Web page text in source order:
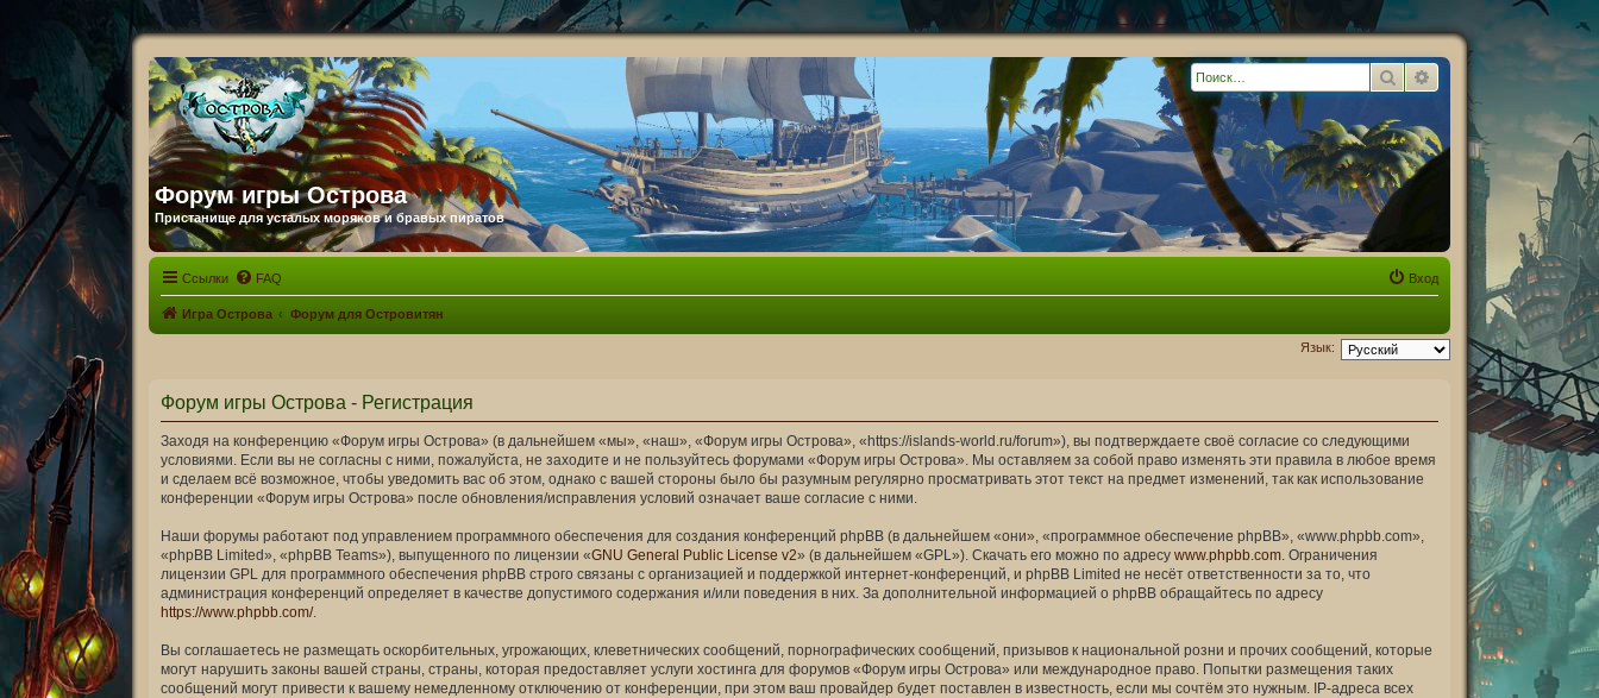
Форум игры Острова
Пристанище для усталых моряков и бравых пиратов
Поиск Расширенный поиск
Ссылки FAQ Вход
Игра Острова Форум для Островитян
Язык:
Форум игры Острова - Регистрация
Заходя на конференцию «Форум игры Острова» (в дальнейшем «мы», «наш», «Форум игры Острова», «https://islands-world.ru/forum»), вы подтверждаете своё согласие со следующими
условиями. Если вы не согласны с ними, пожалуйста, не заходите и не пользуйтесь форумами «Форум игры Острова». Мы оставляем за собой право изменять эти правила в любое время
и сделаем всё возможное, чтобы уведомить вас об этом, однако с вашей стороны было бы разумным регулярно просматривать этот текст на предмет изменений, так как использование
конференции «Форум игры Острова» после обновления/исправления условий означает ваше согласие с ними.
Наши форумы работают под управлением программного обеспечения для создания конференций phpBB (в дальнейшем «они», «программное обеспечение phpBB», «www.phpbb.com»,
«phpBB Limited», «phpBB Teams»), выпущенного по лицензии «GNU General Public License v2» (в дальнейшем «GPL»). Скачать его можно по адресу www.phpbb.com. Ограничения
лицензии GPL для программного обеспечения phpBB строго связаны с организацией и поддержкой интернет-конференций, и phpBB Limited не несёт ответственности за то, что
администрация конференций определяет в качестве допустимого содержания и/или поведения в них. За дополнительной информацией о phpBB обращайтесь по адресу
https://www.phpbb.com/.
Вы соглашаетесь не размещать оскорбительных, угрожающих, клеветнических сообщений, порнографических сообщений, призывов к национальной розни и прочих сообщений, которые
могут нарушить законы вашей страны, страны, которая предоставляет услуги хостинга для форумов «Форум игры Острова» или международное право. Попытки размещения таких
сообщений могут привести к вашему немедленному отключению от конференции, при этом ваш провайдер будет поставлен в известность, если мы сочтём это нужным. IP-адреса всех